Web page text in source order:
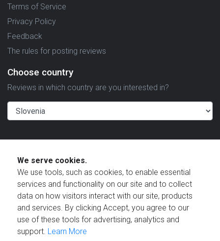
Terms of Service
Privacy Policy
Feedback
The rules for posting reviews
Choose country
Reviews in which country are you interested in?
© 2021 Reviewstime, Inc. All rights reserved.
We serve cookies.
We use tools, such as cookies, to enable essential
services and functionality on our site and to collect
data on how visitors interact with our site, products
and services. By clicking Accept, you agree to our
use of these tools for advertising, analytics and
support. Learn More